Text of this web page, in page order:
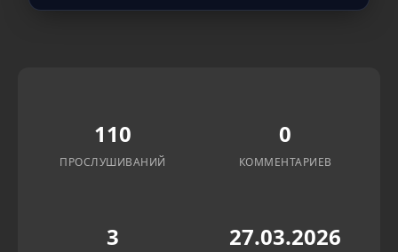
110
ПРОСЛУШИВАНИЙ
0
КОММЕНТАРИЕВ
3 27.03.2026